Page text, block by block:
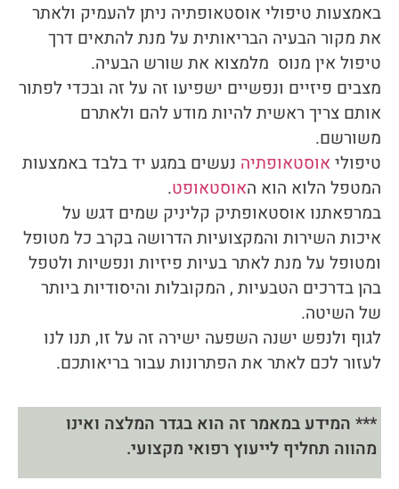
באמצעות טיפולי אוסטאופתיה ניתן להעמיק ולאתר
את מקור הבעיה הבריאותית על מנת להתאים דרך
טיפול אין מנוס מלמצוא את שורש הבעיה.
מצבים פיזיים ונפשיים ישפיעו זה על זה ובכדי לפתור
אותם צריך ראשית להיות מודע להם ולאתרם
משורשם.
טיפולי אוסטאופתיה נעשים במגע יד בלבד באמצעות
המטפל הלוא הוא האוסטאופט.
במרפאתנו אוסטאופתיק קליניק שמים דגש על
איכות השירות והמקצועיות הדרושה בקרב כל מטופל
ומטופל על מנת לאתר בעיות פיזיות ונפשיות ולטפל
בהן בדרכים הטבעיות , המקובלות והיסודיות ביותר
של השיטה.
לגוף ולנפש ישנה השפעה ישירה זה על זו, תנו לנו
לעזור לכם לאתר את הפתרונות עבור בריאותכם.
*** המידע במאמר זה הוא בגדר המלצה ואינו
מהווה תחליף לייעוץ רפואי מקצועי.